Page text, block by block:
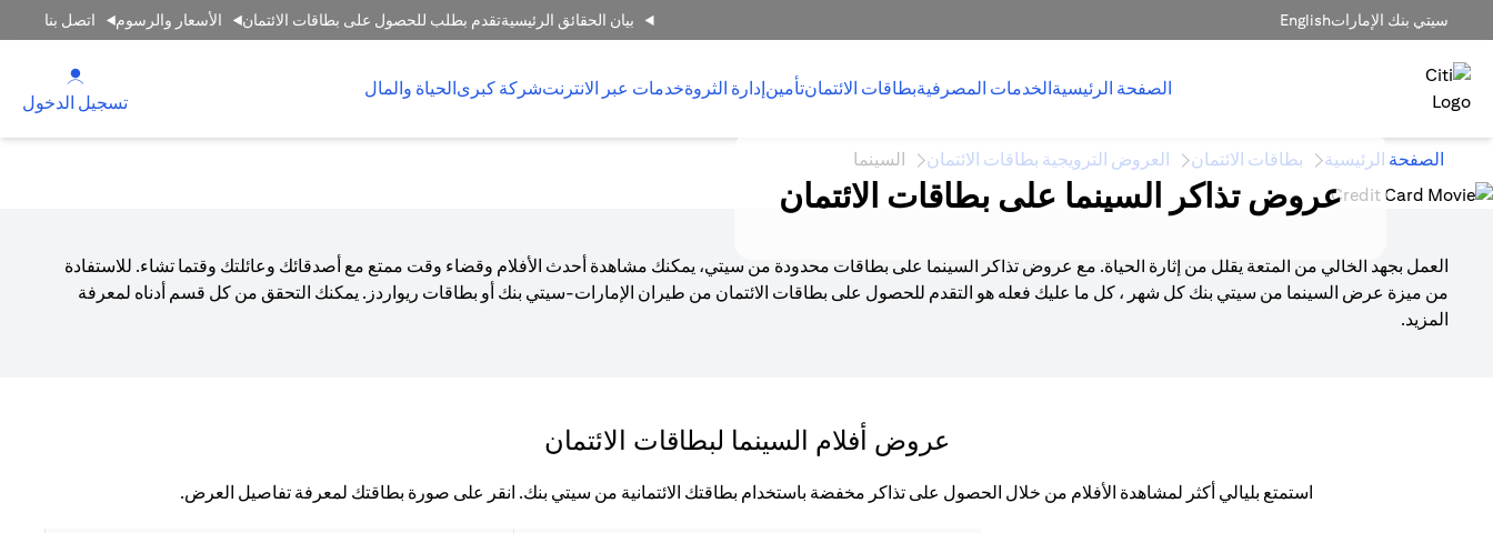
سيتي بنك الإماراتEnglish بيان الحقائق الرئيسيةتقدم بطلب للحصول على بطاقات الائتمان الأسعار والرسوم اتصل بنا
الصفحة الرئيسيةالخدمات المصرفيةبطاقات الائتمانتأمينإدارة الثروةخدمات عبر الانترنتشركة كبرىالحياة والمال
تسجيل الدخول
الصفحة الرئيسية بطاقات الائتمان العروض الترويجية بطاقات الائتمان السينما
عروض تذاكر السينما على بطاقات الائتمان
العمل بجهد الخالي من المتعة يقلل من إثارة الحياة. مع عروض تذاكر السينما على بطاقات محدودة من سيتي، يمكنك مشاهدة أحدث الأفلام وقضاء وقت ممتع مع أصدقائك وعائلتك وقتما تشاء. للاستفادة
من ميزة عرض السينما من سيتي بنك كل شهر ، كل ما عليك فعله هو التقدم للحصول على بطاقات الائتمان من طيران الإمارات-سيتي بنك أو بطاقات ريواردز. يمكنك التحقق من كل قسم أدناه لمعرفة
المزيد.
عروض أفلام السينما لبطاقات الائتمان
استمتع بليالي أكثر لمشاهدة الأفلام من خلال الحصول على تذاكر مخفضة باستخدام بطاقتك الائتمانية من سيتي بنك. انقر على صورة بطاقتك لمعرفة تفاصيل العرض.